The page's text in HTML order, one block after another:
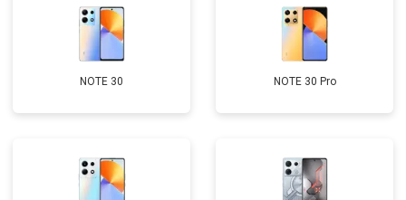
NOTE 30 NOTE 30 Pro